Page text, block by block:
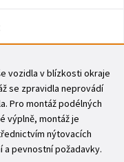
vozidla v blízkosti okraje
se zpravidla neprovádí
Pro montáž podélných
výplně, montáž je
nýtovacích
pevnostní požadavky.